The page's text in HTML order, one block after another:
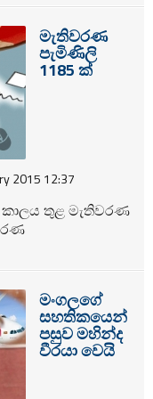
පියවර ගෙන
මැතිවරණ
පැමිණිලි
1185 ක්
2015 12:37
කාලය තුළ මැතිවරණ
මංගලගේ
සහතිකයෙන්
පසුව මහින්ද
වීරයා වෙයි